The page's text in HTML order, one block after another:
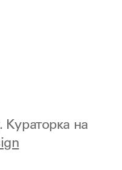
Кураторка на